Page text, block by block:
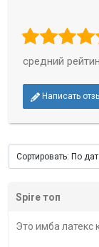
средний
Написать
Spire топ
Это имба латекс